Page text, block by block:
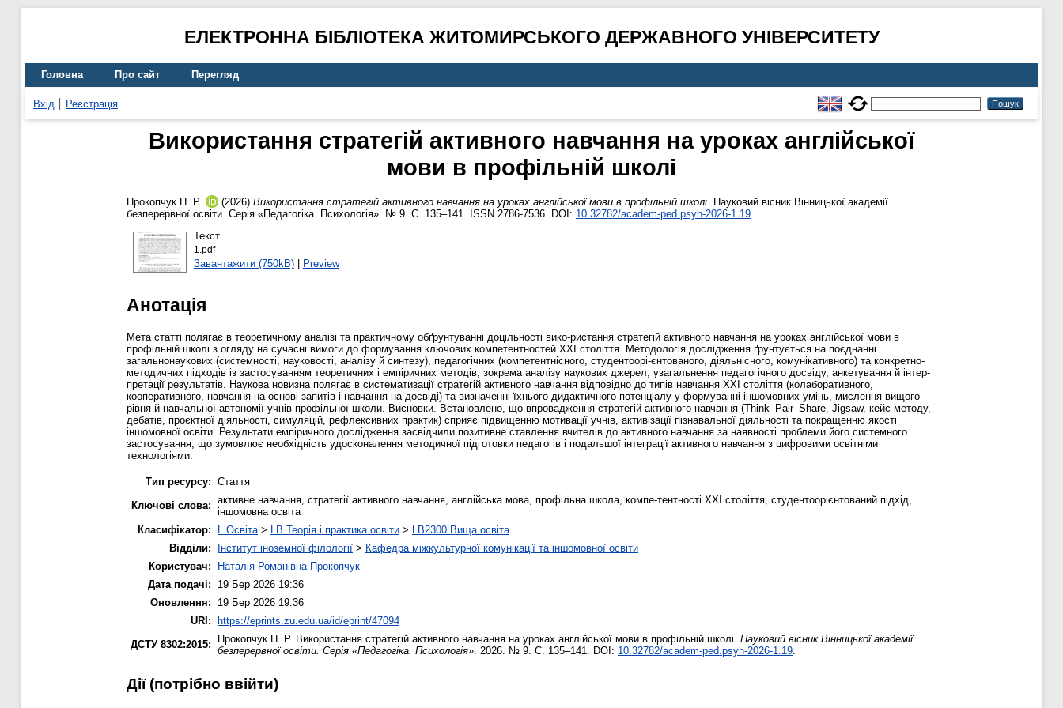
ЕЛЕКТРОННА БІБЛІОТЕКА ЖИТОМИРСЬКОГО ДЕРЖАВНОГО УНІВЕРСИТЕТУ
Головна Про сайт Перегляд
Вхід Реєстрація
Використання стратегій активного навчання на уроках англійської
мови в профільній школі
Прокопчук Н. Р. (2026) Використання стратегій активного навчання на уроках англійської мови в профільній школі. Науковий вісник Вінницької академії
безперервної освіти. Серія «Педагогіка. Психологія». № 9. С. 135–141. ISSN 2786-7536. DOI: 10.32782/academ-ped.psyh-2026-1.19.
Текст
1.pdf
Завантажити (750kB)| Preview
Анотація
Мета статті полягає в теоретичному аналізі та практичному обґрунтуванні доцільності вико-ристання стратегій активного навчання на уроках англійської мови в
профільній школі з огляду на сучасні вимоги до формування ключових компетентностей ХХІ століття. Методологія дослідження ґрунтується на поєднанні
загальнонаукових (системності, науковості, аналізу й синтезу), педагогічних (компетентнісного, студентоорі-єнтованого, діяльнісного, комунікативного) та конкретно-
методичних підходів із застосуванням теоретичних і емпіричних методів, зокрема аналізу наукових джерел, узагальнення педагогічного досвіду, анкетування й інтер-
претації результатів. Наукова новизна полягає в систематизації стратегій активного навчання відповідно до типів навчання ХХІ століття (колаборативного,
кооперативного, навчання на основі запитів і навчання на досвіді) та визначенні їхнього дидактичного потенціалу у формуванні іншомовних умінь, мислення вищого
рівня й навчальної автономії учнів профільної школи. Висновки. Встановлено, що впровадження стратегій активного навчання (Think–Pair–Share, Jigsaw, кейс-методу,
дебатів, проєктної діяльності, симуляцій, рефлексивних практик) сприяє підвищенню мотивації учнів, активізації пізнавальної діяльності та покращенню якості
іншомовної освіти. Результати емпіричного дослідження засвідчили позитивне ставлення вчителів до активного навчання за наявності проблеми його системного
застосування, що зумовлює необхідність удосконалення методичної підготовки педагогів і подальшої інтеграції активного навчання з цифровими освітніми
технологіями.
Тип ресурсу: Стаття
Ключові слова: активне навчання, стратегії активного навчання, англійська мова, профільна школа, компе-тентності ХХІ століття, студентоорієнтований підхід,
іншомовна освіта
Класифікатор:
L Освіта > LB Теорія і практика освіти > LB2300 Вища освіта
Відділи:
Інститут іноземної філології > Кафедра міжкультурної комунікації та іншомовної освіти
Користувач:
Наталія Романівна Прокопчук
Дата подачі:
19 Бер 2026 19:36
Оновлення:
19 Бер 2026 19:36
URI: https://eprints.zu.edu.ua/id/eprint/47094
ДСТУ 8302:2015:
Прокопчук Н. Р. Використання стратегій активного навчання на уроках англійської мови в профільній школі. Науковий вісник Вінницької академії
безперервної освіти. Серія «Педагогіка. Психологія» . 2026. № 9. С. 135–141. DOI: 10.32782/academ-ped.psyh-2026-1.19
Дії ​​(потрібно ввійти)